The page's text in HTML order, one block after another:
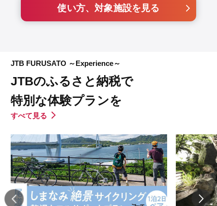
使い方、対象施設を見る
JTB FURUSATO ～Experience～
JTBのふるさと納税で
特別な体験プランを
すべて見る